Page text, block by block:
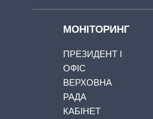
МОНІТОРИНГ
ПРЕЗИДЕНТ І
ОФІС
ВЕРХОВНА
РАДА
КАБІНЕТ